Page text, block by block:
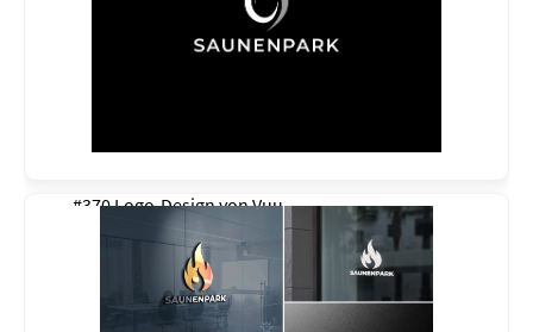
#370 Logo-Design vonVuu